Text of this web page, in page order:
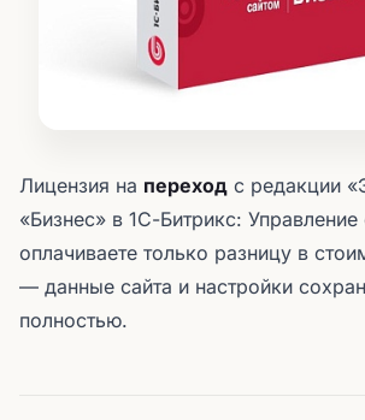
Лицензия на переход с редакции
«Бизнес» в 1С-Битрикс:
оплачиваете только разницу в
— данные сайта и настройки
полностью.